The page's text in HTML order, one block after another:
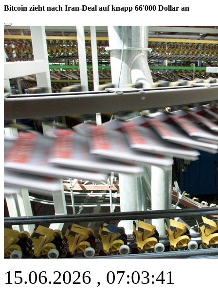
Bitcoin zieht nach Iran-Deal auf knapp 66'000 Dollar an
15.06.2026 , 07:03:41